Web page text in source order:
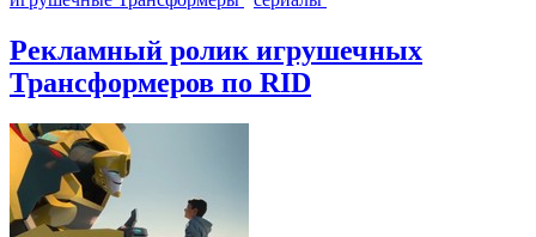
Рекламный ролик игрушечных
Трансформеров по RID